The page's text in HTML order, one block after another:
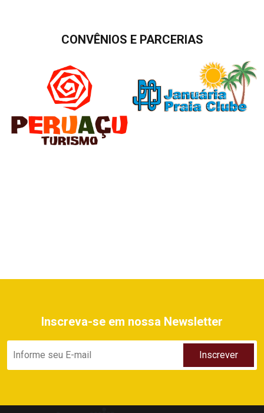
CONVÊNIOS E PARCERIAS
Inscreva-se em nossa Newsletter